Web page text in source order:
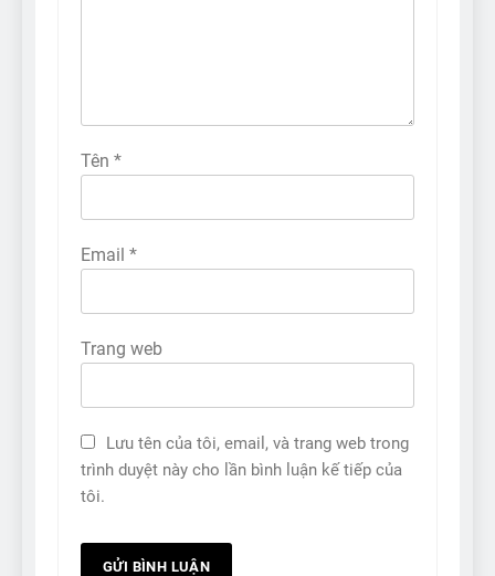
Tên *
Email *
Trang web
Lưu tên của tôi, email, và trang web trong
trình duyệt này cho lần bình luận kế tiếp của
tôi.